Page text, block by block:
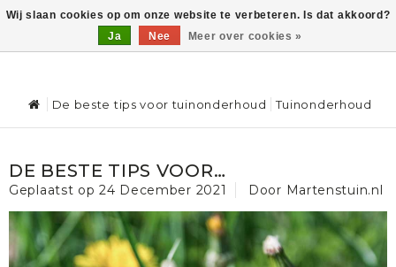
0
De beste tips voor tuinonderhoud Tuinonderhoud
DE BESTE TIPS VOOR
TUINONDERHOUD
Geplaatst op24 December 2021 Door Martenstuin.nl
Wij slaan cookies op om onze website te verbeteren. Is dat akkoord?
Ja
Nee Meer over cookies »